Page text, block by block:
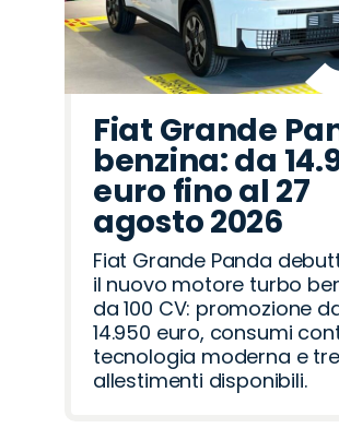
Fiat Grande
benzina: da
euro fino al 27
agosto 2026
Fiat Grande Panda
il nuovo motore turbo
da 100 CV: promozione
14.950 euro, consumi
tecnologia moderna e tre
allestimenti disponibili.